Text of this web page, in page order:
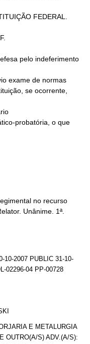
no recurso
Unânime. 1ª.
10-2007 PUBLIC 31-10-
02296-04 PP-00728
E METALURGIA
OUTRO(A/S) ADV.(A/S):